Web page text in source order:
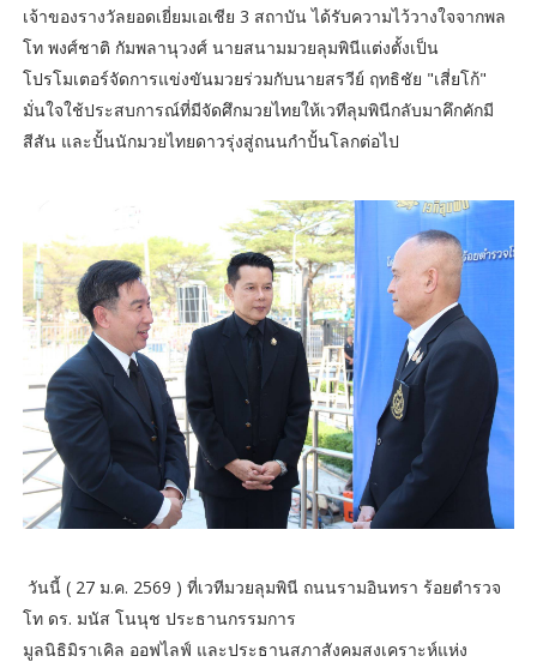
เจ้าของรางวัลยอดเยี่ยมเอเชีย 3 สถาบัน ได้รับความไว้วางใจจากพล
โท พงศ์ชาติ กัมพลานุวงศ์ นายสนามมวยลุมพินีแต่งตั้งเป็น
โปรโมเตอร์จัดการแข่งขันมวยร่วมกับนายสรวีย์ ฤทธิชัย "เสี่ยโก้"
มั่นใจใช้ประสบการณ์ที่มีจัดศึกมวยไทยให้เวทีลุมพินีกลับมาคึกคักมี
สีสัน และปั้นนักมวยไทยดาวรุ่งสู่ถนนกำปั้นโลกต่อไป
วันนี้ ( 27 ม.ค. 2569 ) ที่เวทีมวยลุมพินี ถนนรามอินทรา ร้อยตำรวจ
โท ดร. มนัส โนนุช ประธานกรรมการ
มูลนิธิมิราเคิล ออฟไลฟ์ และประธานสภาสังคมสงเคราะห์แห่ง